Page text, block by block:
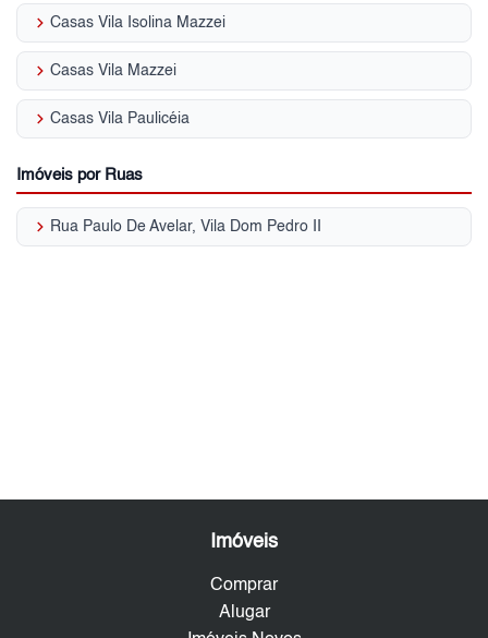
keyboard_arrow_right Casas Vila Isolina Mazzei
keyboard_arrow_right Casas Vila Mazzei
keyboard_arrow_right Casas Vila Paulicéia
Imóveis por Ruas
keyboard_arrow_right Rua Paulo De Avelar, Vila Dom Pedro II
Imóveis
Comprar
Alugar